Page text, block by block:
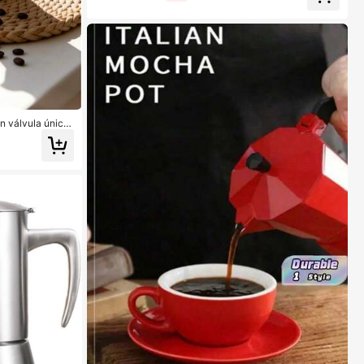
válvula única,
para el tiempo